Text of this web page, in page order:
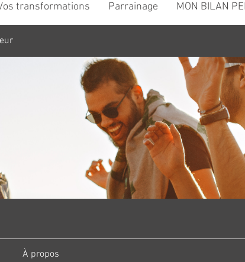
transformations Parrainage MON BILAN
À propos